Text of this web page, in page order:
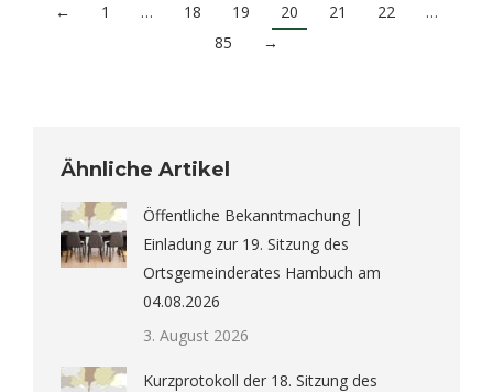
← 1 … 18 19 20 21 22
…
85
→
Ähnliche Artikel
Öffentliche Bekanntmachung |
Einladung zur 19. Sitzung des
Ortsgemeinderates Hambuch am
04.08.2026
3. August 2026
Kurzprotokoll der 18. Sitzung des